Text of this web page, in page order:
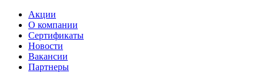
Акции
О компании
Сертификаты
Новости
Вакансии
Партнеры